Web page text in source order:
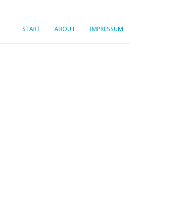
START ABOUT IMPRESSUM